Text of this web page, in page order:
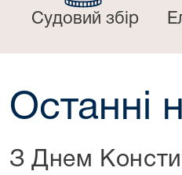
Судовий збір
Останні
З Днем